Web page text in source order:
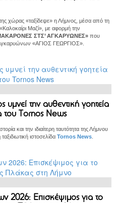
χώρας «ταξίδεψε» η Λήμνος, μέσα από τη
Μαζί», με αφορμή την
ΣΤΣ’ ΑΓΚΑΡΥΩΝΕΣ» που
Αγκαρυώνων «ΑΓΙΟΣ ΓΕΩΡΓΙΟΣ».
την αυθεντική γοητεία
του Tornos News
και την ιδιαίτερη ταυτότητα της Λήμνου
ιστοσελίδα Tornos News.
Επισκέψιμος για το